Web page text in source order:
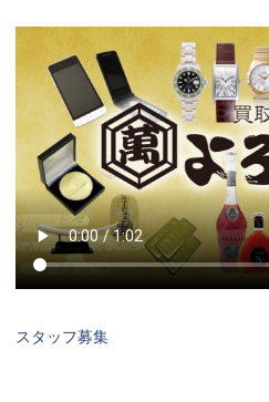
スタッフ募集